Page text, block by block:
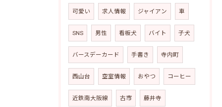
可愛い 求人情報 ジャイアン 車
SNS 男性 看板犬 バイト 子犬
バースデーカード 手書き 寺内町
西山台 空室情報 おやつ コーヒー
近鉄南大阪線 古市 藤井寺